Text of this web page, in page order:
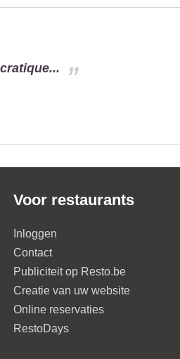
Voor restaurants
Inloggen
Contact
Publiciteit op Resto.be
Creatie van uw website
Online reservaties
RestoDays